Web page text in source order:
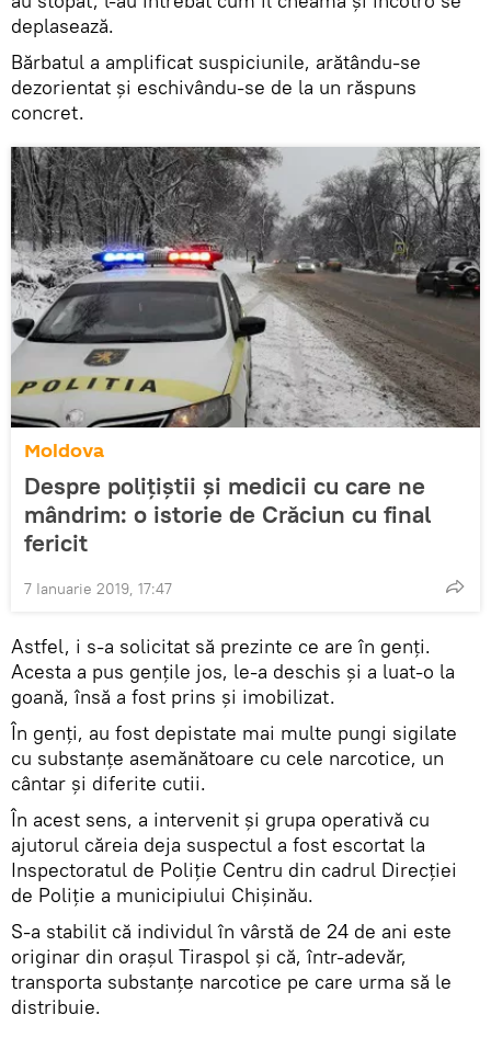
deplasează.
Bărbatul a amplificat suspiciunile, arătându-se
dezorientat și eschivându-se de la un răspuns
concret.
Moldova
Despre polițiștii și medicii cu care ne
mândrim: o istorie de Crăciun cu final
fericit
7 Ianuarie 2019, 17:47
Astfel, i s-a solicitat să prezinte ce are în genți.
Acesta a pus gențile jos, le-a deschis și a luat-o la
goană, însă a fost prins și imobilizat.
În genți, au fost depistate mai multe pungi sigilate
cu substanțe asemănătoare cu cele narcotice, un
cântar și diferite cutii.
În acest sens, a intervenit și grupa operativă cu
ajutorul căreia deja suspectul a fost escortat la
Inspectoratul de Poliție Centru din cadrul Direcției
de Poliție a municipiului Chișinău.
S-a stabilit că individul în vârstă de 24 de ani este
originar din orașul Tiraspol și că, într-adevăr,
transporta substanțe narcotice pe care urma să le
distribuie.